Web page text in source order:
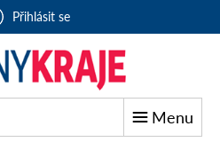
Přihlásit se
Menu